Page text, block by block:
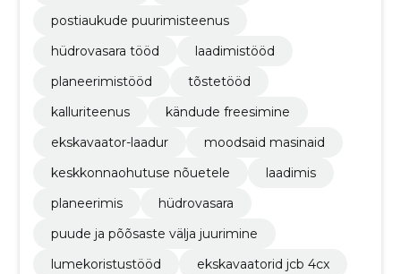
postiaukude puurimisteenus
hüdrovasara tööd
laadimistööd
planeerimistööd
tõstetööd
kalluriteenus
kändude freesimine
ekskavaator-laadur
moodsaid masinaid
keskkonnaohutuse nõuetele
laadimis
planeerimis
hüdrovasara
puude ja põõsaste välja juurimine
lumekoristustööd
ekskavaatorid jcb 4cx